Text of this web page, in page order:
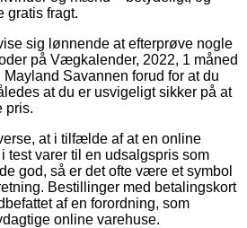
gratis fragt.
sig lønnende at efterprøve nogle
på Vægkalender, 2022, 1 måned
Savannen forud for at du
at du er usvigeligt sikker på at
pris.
at i tilfælde af at en online
varer til en udsalgspris som
god, så er det ofte være et symbol
Bestillinger med betalingskort
af en forordning, som
online varehuse.